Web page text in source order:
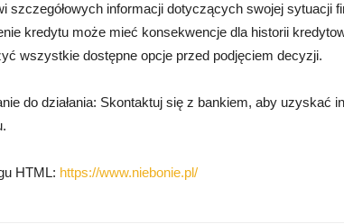
szczegółowych informacji dotyczących swojej sytuacji
kredytu może mieć konsekwencje dla historii
wszystkie dostępne opcje przed podjęciem decyzji.
do działania: Skontaktuj się z bankiem, aby uzyskać
HTML: https://www.niebonie.pl/